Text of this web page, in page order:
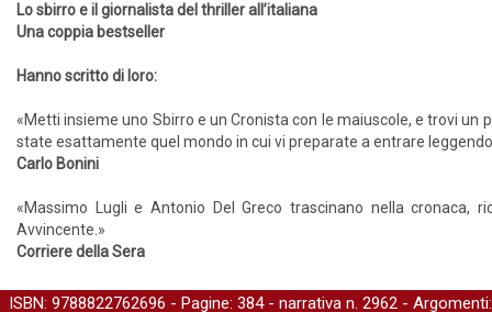
Lo sbirro e il giornalista del thriller all’italiana
Una coppia bestseller
Hanno scritto di loro:
«Metti insieme uno Sbirro e un Cronista con le maiuscole, e trovi un
state esattamente quel mondo in cui vi preparate a entrare leggendo
Carlo Bonini
«Massimo Lugli e Antonio Del Greco trascinano nella cronaca,
Avvincente.»
Corriere della Sera
ISBN: 9788822762696 - Pagine: 384 - narrativa n. 2962 -